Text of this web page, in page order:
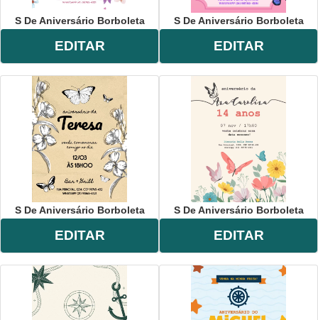
S De Aniversário Borboleta
EDITAR
S De Aniversário Borboleta
EDITAR
S De Aniversário Borboleta
EDITAR
S De Aniversário Borboleta
EDITAR